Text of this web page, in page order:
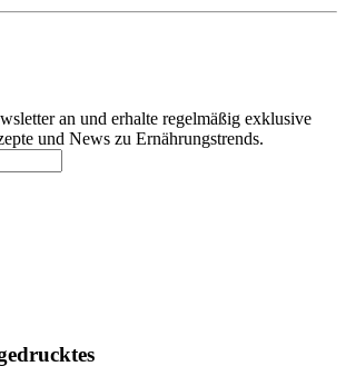
an und erhalte regelmäßig exklusive
und News zu Ernährungstrends.